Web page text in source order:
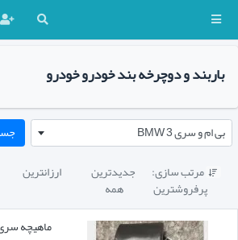

باربند و دوچرخه بند خودرو خودرو
بی ام و سری 3 BMW
 مرتب سازی: جدیدترین ارزانترین
پرفروشترین
همه
ماهیچه